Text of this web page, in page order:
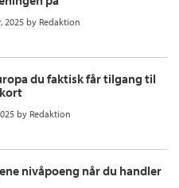
2025by Redaktion
du faktisk får tilgang til
by Redaktion
nivåpoeng når du handler